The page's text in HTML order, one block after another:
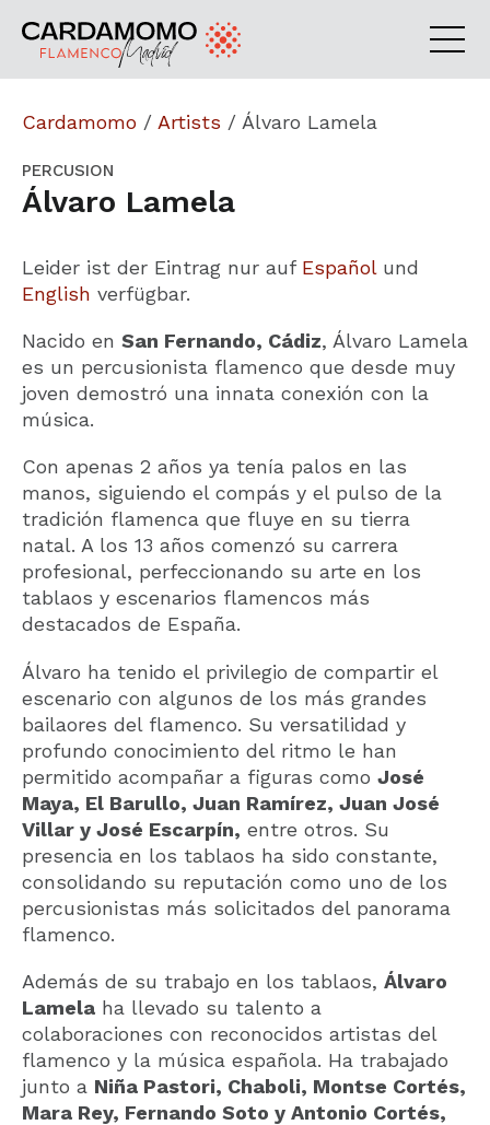
Cardamomo / Artists / Álvaro Lamela
PERCUSION
Álvaro Lamela
Leider ist der Eintrag nur auf Españolund
English verfügbar.
Nacido en San Fernando, Cádiz, Álvaro Lamela
es un percusionista flamenco que desde muy
joven demostró una innata conexión con la
música.
Con apenas 2 años ya tenía palos en las
manos, siguiendo el compás y el pulso de la
tradición flamenca que fluye en su tierra
natal. A los 13 años comenzó su carrera
profesional, perfeccionando su arte en los
tablaos y escenarios flamencos más
destacados de España.
Álvaro ha tenido el privilegio de compartir el
escenario con algunos de los más grandes
bailaores del flamenco. Su versatilidad y
profundo conocimiento del ritmo le han
permitido acompañar a figuras como José
Maya, El Barullo, Juan Ramírez, Juan José
Villar y José Escarpín, entre otros. Su
presencia en los tablaos ha sido constante,
consolidando su reputación como uno de los
percusionistas más solicitados del panorama
flamenco.
Además de su trabajo en los tablaos, Álvaro
Lamela ha llevado su talento a
colaboraciones con reconocidos artistas del
flamenco y la música española. Ha trabajado
junto a Niña Pastori, Chaboli, Montse Cortés,
Mara Rey, Fernando Soto y Antonio Cortés,